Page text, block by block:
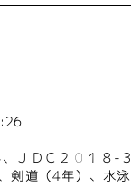
ＪＤＣ２０１８-３
剣道（4年）、水泳